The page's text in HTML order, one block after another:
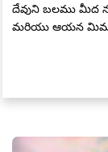
దేవుని బలము మీద
మరియు ఆయన